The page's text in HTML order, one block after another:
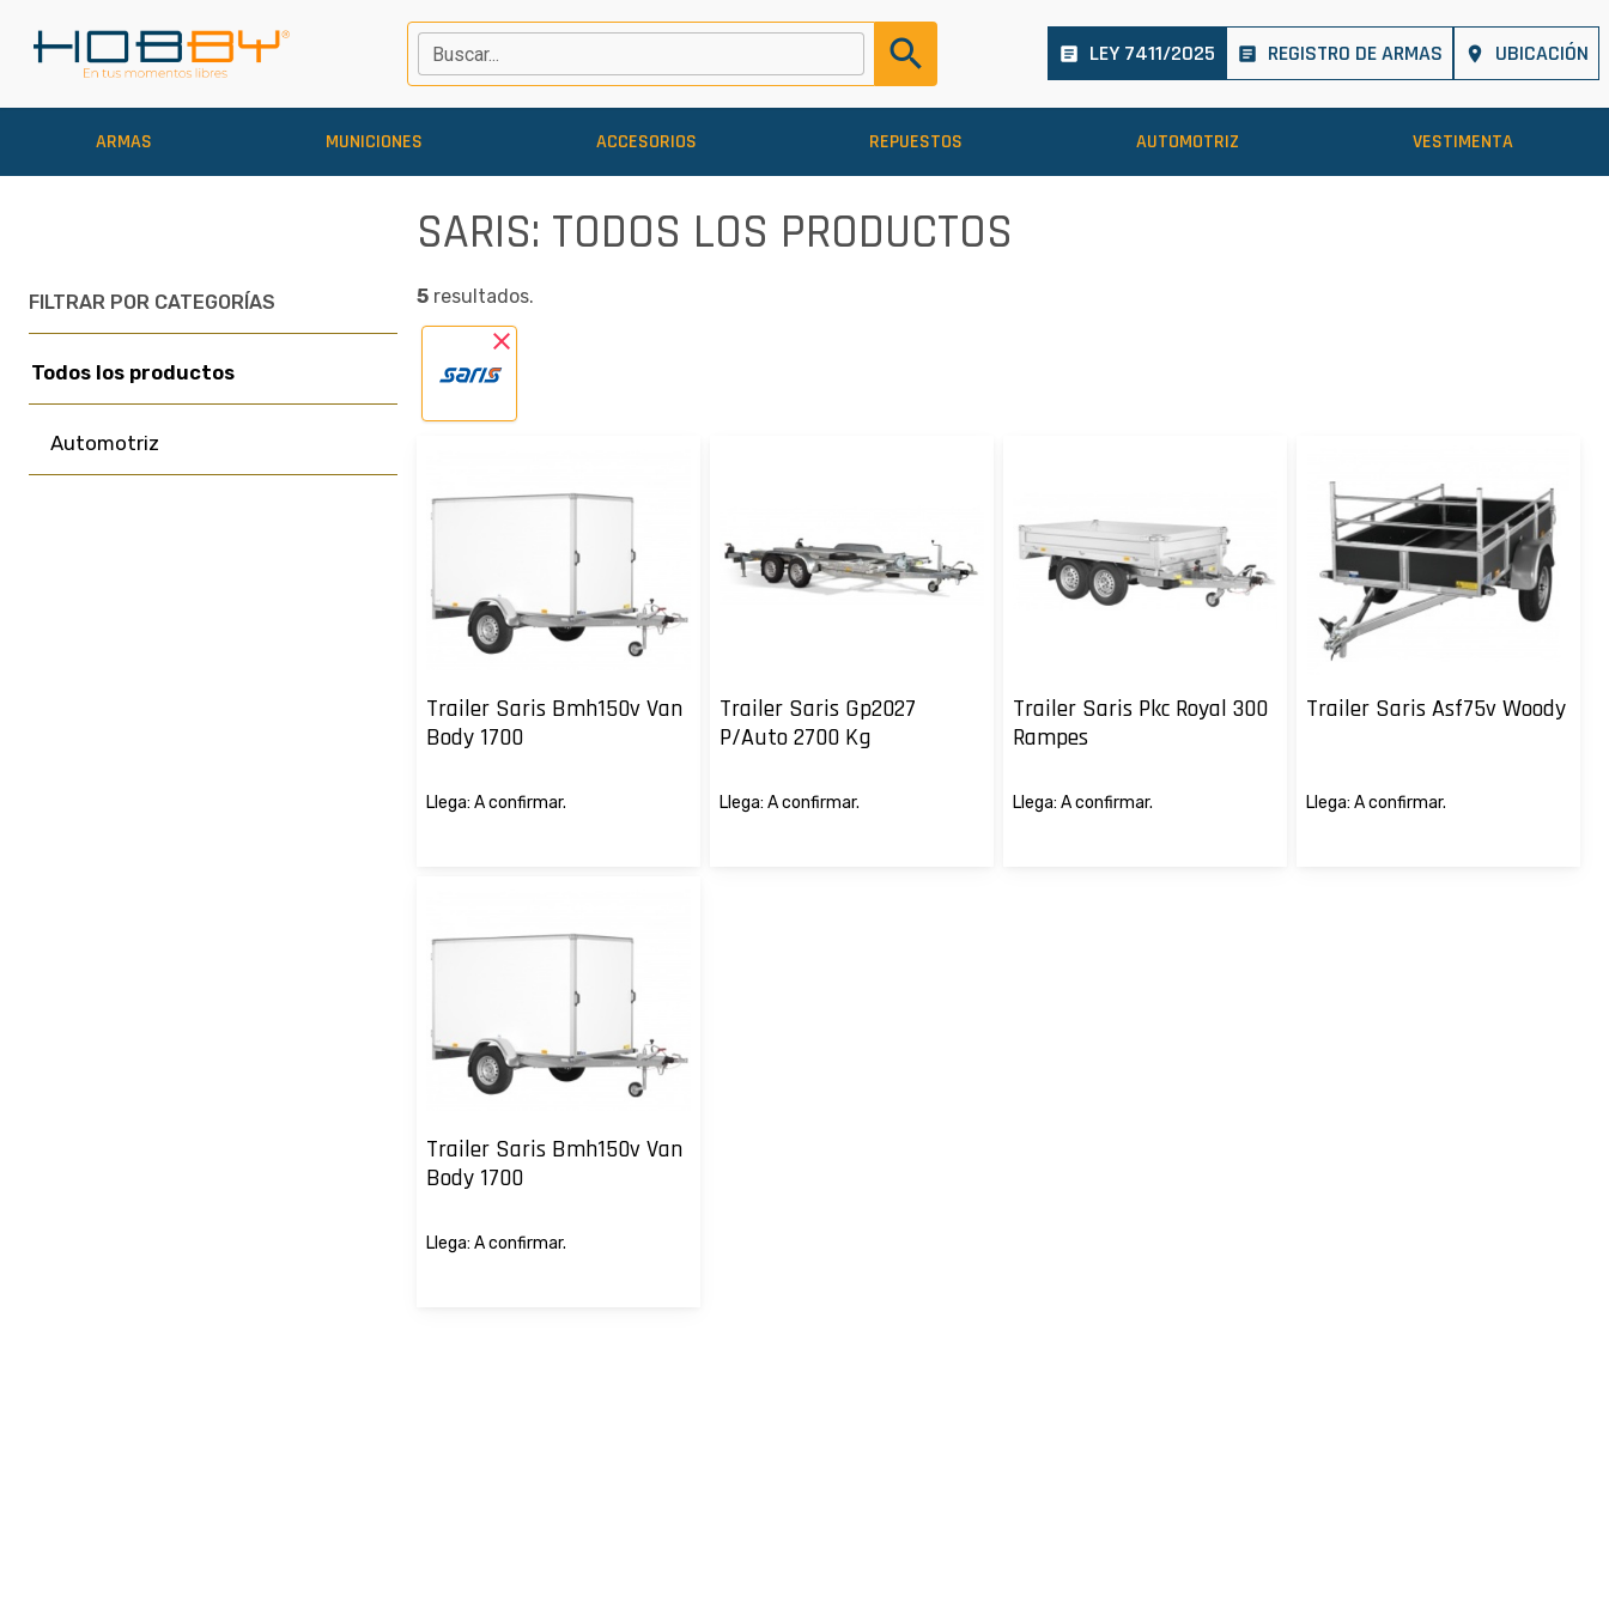
Buscar... search article LEY 7411/2025 article REGISTRO DE ARMAS place UBICACIÓN
ARMAS MUNICIONES ACCESORIOS REPUESTOS AUTOMOTRIZ VESTIMENTA
SARIS: TODOS LOS PRODUCTOS
FILTRAR POR CATEGORÍAS
Todos los productos
Automotriz
5 resultados.
close
Trailer Saris Bmh150v Van
Body 1700
Llega: A confirmar.
Trailer Saris Gp2027
P/Auto 2700 Kg
Llega: A confirmar.
Trailer Saris Pkc Royal 300
Rampes
Llega: A confirmar.
Trailer Saris Asf75v Woody
Llega: A confirmar.
Trailer Saris Bmh150v Van
Body 1700
Llega: A confirmar.